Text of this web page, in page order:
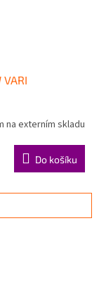
na externím skladu
Do košíku